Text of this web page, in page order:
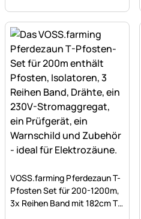
Noch keine Bewertungen
VOSS.farming Pferdezaun T-
Pfosten Set für 200-1200m,
3x Reihen Band mit 182cm T-